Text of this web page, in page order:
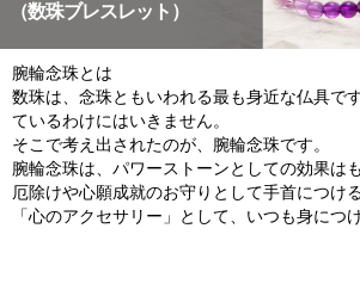
（数珠ブレスレット）
腕輪念珠とは
数珠は、念珠ともいわれる最も身近な仏具で
ているわけにはいきません。
そこで考え出されたのが、腕輪念珠です。
腕輪念珠は、パワーストーンとしての効果は
厄除けや心願成就のお守りとして手首につけ
「心のアクセサリー」として、いつも身につ